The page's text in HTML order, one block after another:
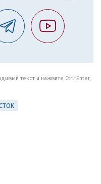
текст и нажмите Ctrl+Enter,